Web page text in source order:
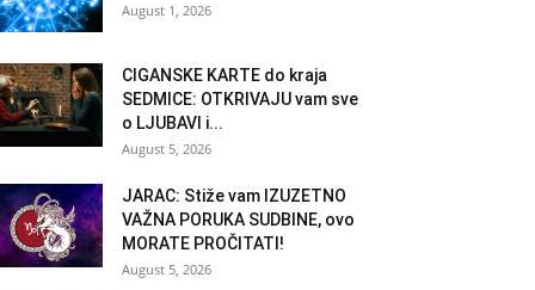
August 1, 2026
CIGANSKE KARTE do kraja
SEDMICE: OTKRIVAJU vam sve
o LJUBAVI i...
August 5, 2026
JARAC: Stiže vam IZUZETNO
VAŽNA PORUKA SUDBINE, ovo
MORATE PROČITATI!
August 5, 2026